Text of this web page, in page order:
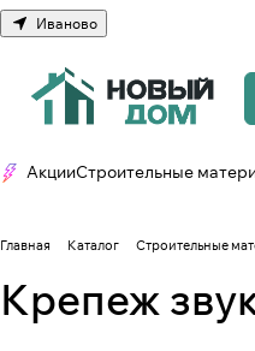
Иваново
АкцииСтроительные
Главная Каталог Строительные
Крепеж